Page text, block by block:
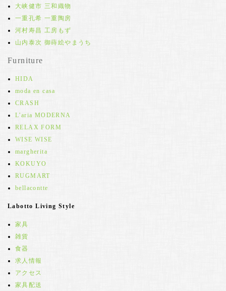
大峡健市 三和織物
一重孔希 一重陶房
河村寿昌 工房もず
山内泰次 御蒔絵やまうち
Furniture
HIDA
moda en casa
CRASH
L'aria MODERNA
RELAX FORM
WISE WISE
margherita
KOKUYO
RUGMART
bellacontte
Labotto Living Style
家具
雑貨
食器
求人情報
アクセス
家具配送